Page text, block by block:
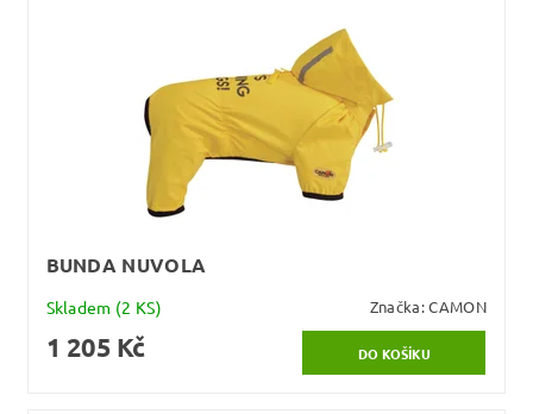
BUNDA NUVOLA
Skladem (2 KS) Značka:CAMON
1 205 Kč